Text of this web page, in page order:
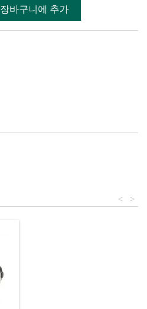
장바구니에 추가
>
<